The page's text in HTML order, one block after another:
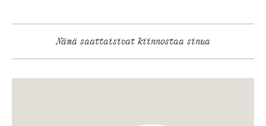
Nämä saattaisivat kiinnostaa sinua